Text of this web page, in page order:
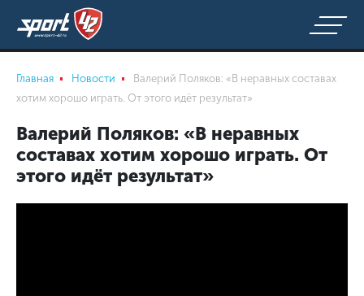
Главная Новости
Валерий Поляков: «В неравных составах
хотим хорошо играть. От этого идёт результат»
Валерий Поляков: «В неравных
составах хотим хорошо играть. От
этого идёт результат»